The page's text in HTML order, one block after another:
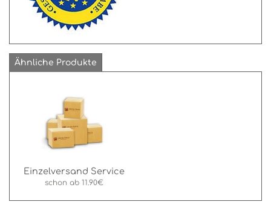
Ähnliche Produkte
Einzelversand Service
schon ab 11.90€